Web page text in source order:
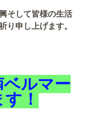
そして皆様の生活
り申し上げます。
ルマー
！